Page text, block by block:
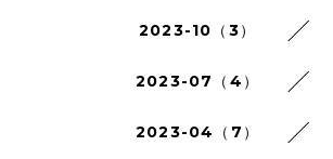
2023-10（3）
2023-07（4）
2023-04（7）